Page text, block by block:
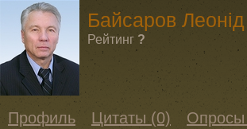
Байсаров
Рейтинг ?
Профиль Цитаты (0) Опросы